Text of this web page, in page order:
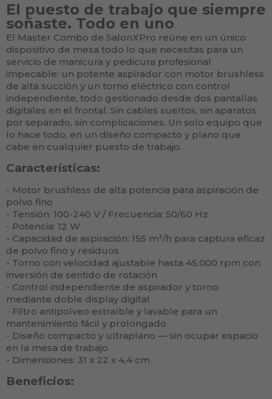
El puesto de trabajo que siempre
soñaste. Todo en uno.
El Master Combo de SalonXPro reúne en un único
dispositivo de mesa todo lo que necesitas para un
servicio de manicura y pedicura profesional
impecable: un potente aspirador con motor brushless
de alta succión y un torno eléctrico con control
independiente, todo gestionado desde dos pantallas
digitales en el frontal. Sin cables sueltos, sin aparatos
por separado, sin complicaciones. Un solo equipo que
lo hace todo, en un diseño compacto y plano que
cabe en cualquier puesto de trabajo.
Características:
- Motor brushless de alta potencia para aspiración de
polvo fino
- Tensión: 100-240 V / Frecuencia: 50/60 Hz
- Potencia: 12 W
- Capacidad de aspiración: 155 m³/h para captura eficaz
de polvo fino y residuos
- Torno con velocidad ajustable hasta 45.000 rpm con
inversión de sentido de rotación
- Control independiente de aspirador y torno
mediante doble display digital
- Filtro antipolveo extraíble y lavable para un
mantenimiento fácil y prolongado
- Diseño compacto y ultraplano — sin ocupar espacio
en la mesa de trabajo
- Dimensiones: 31 x 22 x 4,4 cm
Beneficios: